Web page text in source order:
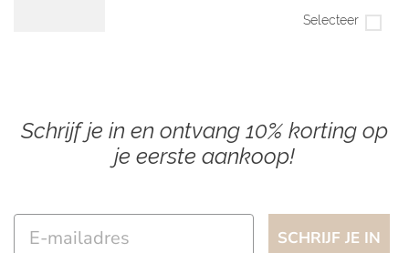
Selecteer
Schrijf je in en ontvang 10% korting op
je eerste aankoop!
Email
SCHRIJF JE IN